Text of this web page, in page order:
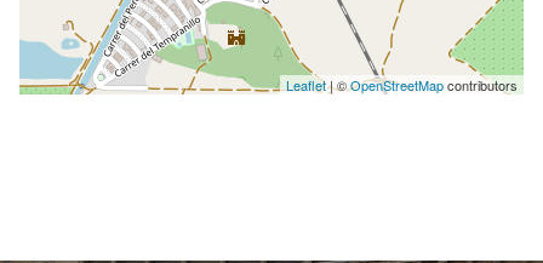
Leaflet| ©OpenStreetMapcontributors